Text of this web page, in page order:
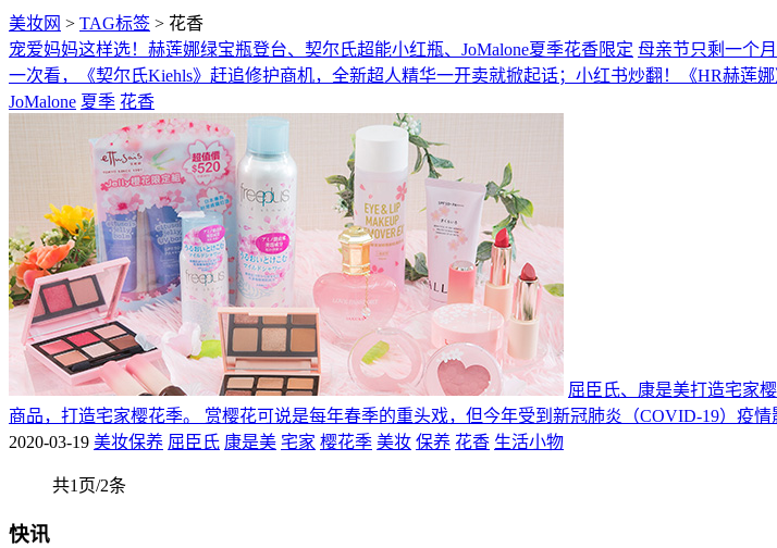
美妆网 > TAG标签 > 花香
宠爱妈妈这样选！赫莲娜绿宝瓶登台、契尔氏超能小红瓶、JoMalone夏季花香限定 母亲节只剩一个
一次看，《契尔氏Kiehls》赶追修护商机，全新超人精华一开卖就掀起话；小红书炒翻！《HR赫莲
JoMalone 夏季 花香
屈臣氏、康是美打造宅家
商品，打造宅家樱花季。 赏樱花可说是每年春季的重头戏，但今年受到新冠肺炎（COVID-19）疫
2020-03-19 美妆保养 屈臣氏 康是美 宅家 樱花季 美妆 保养 花香 生活小物
共1页/2条
快讯